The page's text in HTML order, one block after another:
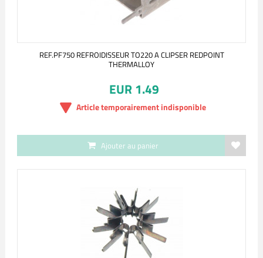
REF.PF750 REFROIDISSEUR TO220 A CLIPSER REDPOINT
THERMALLOY
EUR 1.49
Article temporairement indisponible
Ajouter au panier